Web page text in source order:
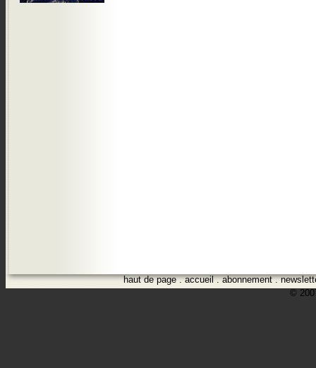
haut de page.accueil.abonnement.
©